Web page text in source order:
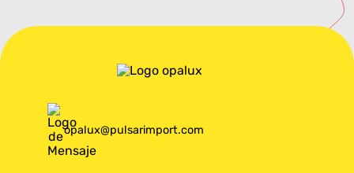
opalux@pulsarimport.com